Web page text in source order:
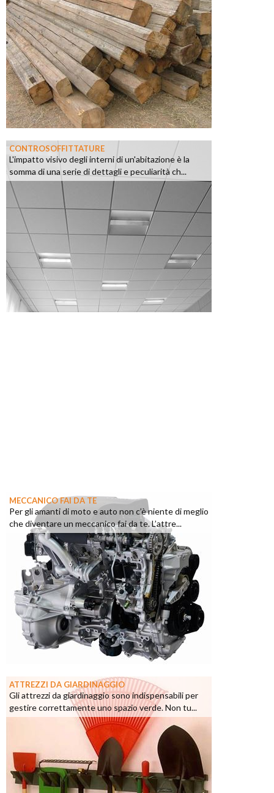
CONTROSOFFITTATURE
L'impatto visivo degli interni di un'abitazione è la
somma di una serie di dettagli e peculiarità ch...
MECCANICO FAI DA TE
Per gli amanti di moto e auto non c’è niente di meglio
che diventare un meccanico fai da te. L’attre...
ATTREZZI DA GIARDINAGGIO
Gli attrezzi da giardinaggio sono indispensabili per
gestire correttamente uno spazio verde. Non tu...